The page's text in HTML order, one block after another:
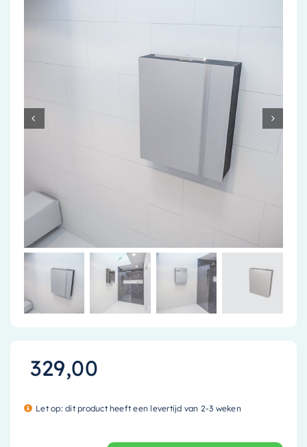
Radiatoren
329,00
Let op: dit product heeft een levertijd van 2-3 weken